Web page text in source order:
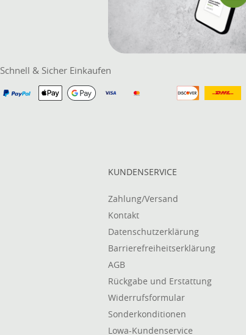
Schnell & Sicher Einkaufen
KUNDENSERVICE
Zahlung/Versand
Kontakt
Datenschutzerklärung
Barrierefreiheitserklärung
AGB
Rückgabe und Erstattung
Widerrufsformular
Sonderkonditionen
Lowa-Kundenservice